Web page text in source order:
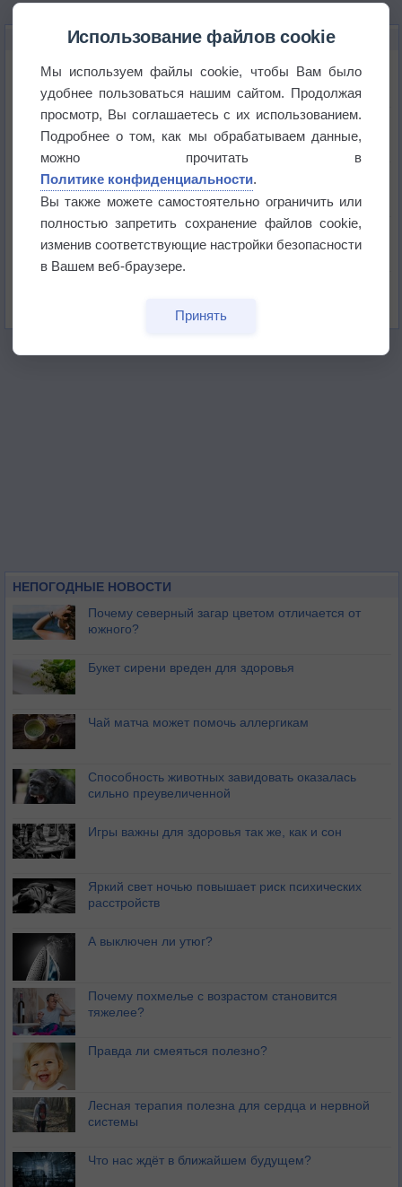
НОВОЕ О ПОГОДЕ
Космическая погода и транспорт
Приложение построит маршрут через тень
Атмосфера начала замерзать
В Приморье обнаружены морские волны тепла
НЕПОГОДНЫЕ НОВОСТИ
Почему северный загар цветом отличается от
южного?
Букет сирени вреден для здоровья
Чай матча может помочь аллергикам
Способность животных завидовать оказалась
сильно преувеличенной
Игры важны для здоровья так же, как и сон
Яркий свет ночью повышает риск психических
расстройств
А выключен ли утюг?
Почему похмелье с возрастом становится
тяжелее?
Правда ли смеяться полезно?
Лесная терапия полезна для сердца и нервной
системы
Что нас ждёт в ближайшем будущем?
Использование файлов cookie
Мы используем файлы cookie, чтобы Вам было
удобнее пользоваться нашим сайтом. Продолжая
просмотр, Вы соглашаетесь с их использованием.
Подробнее о том, как мы обрабатываем данные,
можно прочитать в
Политике конфиденциальности.
Вы также можете самостоятельно ограничить или
полностью запретить сохранение файлов cookie,
изменив соответствующие настройки безопасности
в Вашем веб-браузере.
Принять